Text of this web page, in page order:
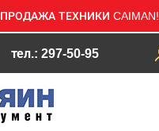
ТЕХНИКИ CAIMAN!
тел.: 297-50-95